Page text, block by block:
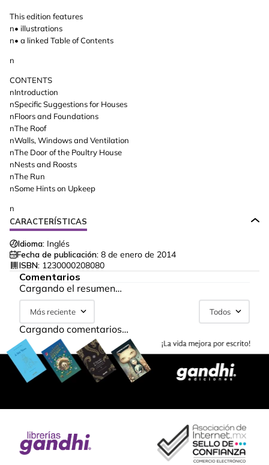
This edition features
n• illustrations
n• a linked Table of Contents
n
CONTENTS
nIntroduction
nSpecific Suggestions for Houses
nFloors and Foundations
nThe Roof
nWalls, Windows and Ventilation
nThe Door of the Poultry House
nNests and Roosts
nThe Run
nSome Hints on Upkeep
n
CARACTERÍSTICAS
Idioma: Inglés
Fecha de publicación: 8 de enero de 2014
ISBN: 1230000208080
Comentarios
Cargando el resumen…
Más reciente Todos
Cargando comentarios…